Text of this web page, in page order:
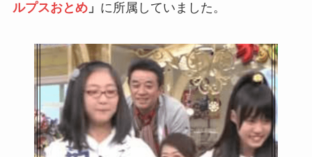
ルプスおとめ」 に所属していました。